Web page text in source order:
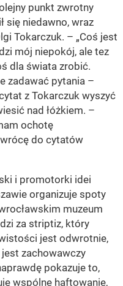
punkt zwrotny
się niedawno, wraz
Tokarczuk. – „Coś jest
mój niepokój, ale tez
dla świata zrobić.
zadawać pytania –
z Tokarczuk wyszyć
nad łóżkiem. –
ochotę
do cytatów
i promotorki idei
organizuje spoty
muzeum
za striptiz, który
jest odwrotnie,
zachowawczy
pokazuje to,
wspólne haftowanie,